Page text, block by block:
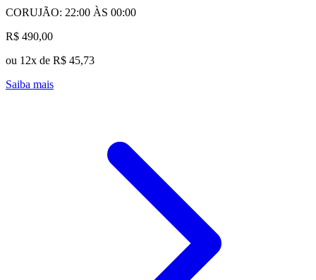
CORUJÃO: 22:00 ÀS 00:00
R$ 490,00
ou 12x de R$ 45,73
Saiba mais